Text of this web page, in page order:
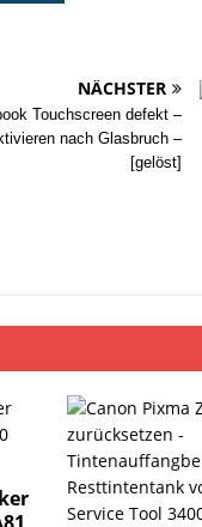
NÄCHSTER
Touchscreen defekt –
nach Glasbruch –
[gelöst]